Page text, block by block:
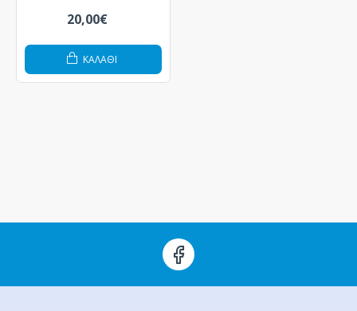
20,00€
ΚΑΛΆΘΙ